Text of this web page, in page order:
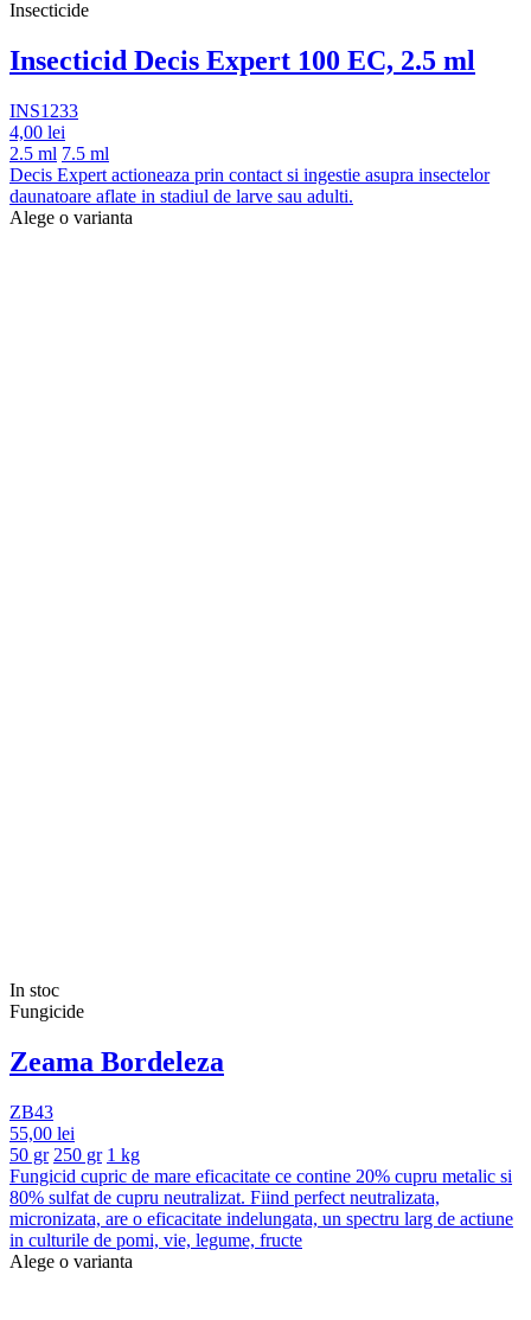
Insecticide
Insecticid Decis Expert 100 EC, 2.5 ml
INS1233
4,00 lei
2.5 ml 7.5 ml
Decis Expert actioneaza prin contact si ingestie asupra insectelor
daunatoare aflate in stadiul de larve sau adulti.
Alege o varianta
In stoc
Fungicide
Zeama Bordeleza
ZB43
55,00 lei
50 gr 250 gr 1 kg
Fungicid cupric de mare eficacitate ce contine 20% cupru metalic si
80% sulfat de cupru neutralizat. Fiind perfect neutralizata,
micronizata, are o eficacitate indelungata, un spectru larg de actiune
in culturile de pomi, vie, legume, fructe
Alege o varianta